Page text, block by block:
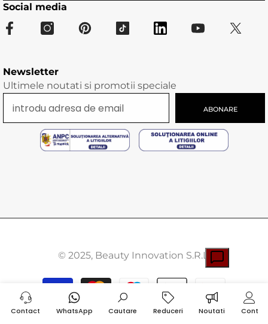
Social media
Newsletter
Ultimele noutati si promotii speciale
ABONARE
© 2025, Beauty Innovation S.R.L.
Modalitati
plata
Contact WhatsApp Cautare Reduceri Noutati Cont